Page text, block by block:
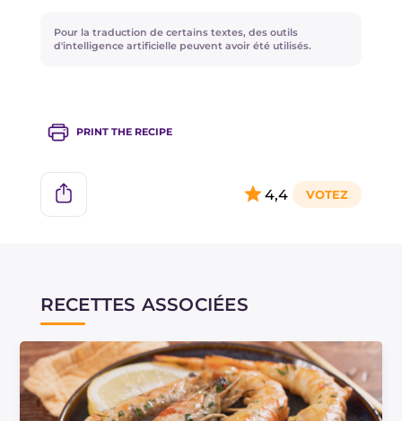
Pour la traduction de certains textes, des outils
d'intelligence artificielle peuvent avoir été utilisés.
PRINT THE RECIPE
4,4
RECETTES ASSOCIÉES